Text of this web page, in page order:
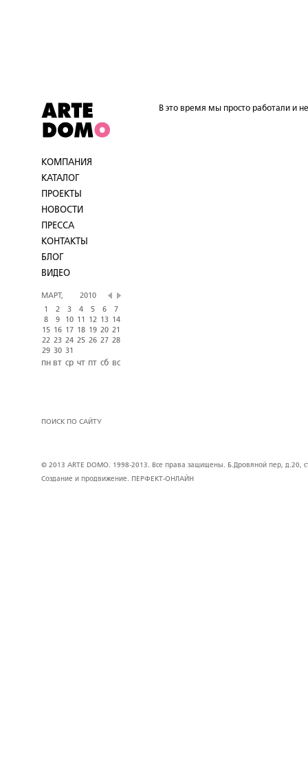
КОМПАНИЯ
КАТАЛОГ
ПРОЕКТЫ
НОВОСТИ
ПРЕССА
КОНТАКТЫ
БЛОГ
ВИДЕО
МАРТ,
2010
1
2 3 4 5 6
7
8
9 10 11 12 13
14
15 16 17 18 19 20 21
22 23 24 25 26 27 28
29 30 31
пн вт ср чт пт сб вс
ПОИСК ПО САЙТУ
В это время мы просто работали и
© 2013 ARTE DOMO. 1998-2013. Все права защищены. Б.Дровяной пер, д.20,
Создание и продвижение.
ПЕРФЕКТ-ОНЛАЙН